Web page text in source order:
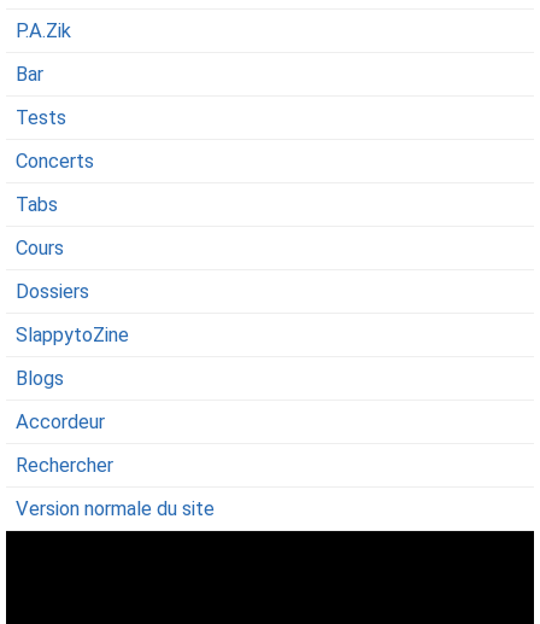
P.A.Zik
Bar
Tests
Concerts
Tabs
Cours
Dossiers
SlappytoZine
Blogs
Accordeur
Rechercher
Version normale du site